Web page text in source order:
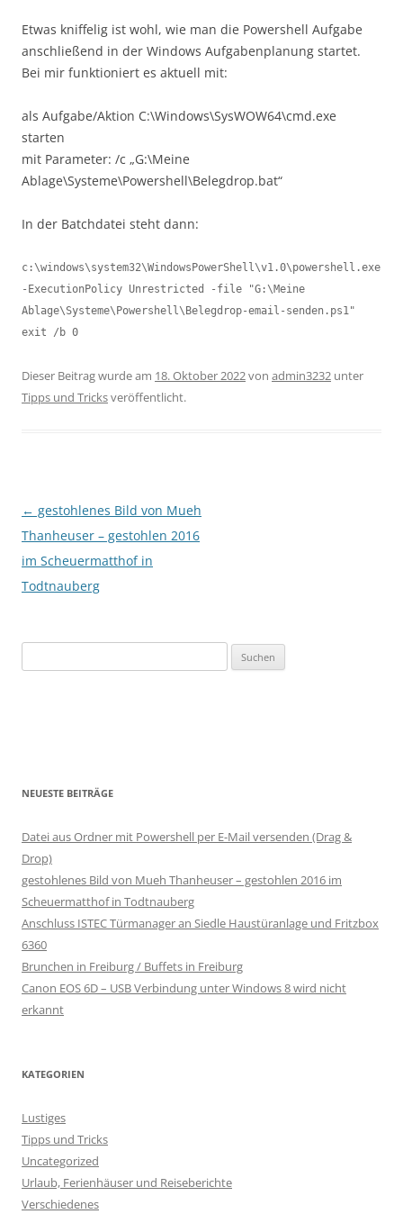
Etwas kniffelig ist wohl, wie man die Powershell Aufgabe
anschließend in der Windows Aufgabenplanung startet.
Bei mir funktioniert es aktuell mit:
als Aufgabe/Aktion C:\Windows\SysWOW64\cmd.exe
starten
mit Parameter: /c „G:\Meine
Ablage\Systeme\Powershell\Belegdrop.bat“
In der Batchdatei steht dann:
c:\windows\system32\WindowsPowerShell\v1.0\powershell.exe
-ExecutionPolicy Unrestricted -file "G:\Meine
Ablage\Systeme\Powershell\Belegdrop-email-senden.ps1"
exit /b 0
Dieser Beitrag wurde am 18. Oktober 2022von admin3232 unter
Tipps und Tricksveröffentlicht.
Beitragsnavigation
← gestohlenes Bild von Mueh
Thanheuser – gestohlen 2016
im Scheuermatthof in
Todtnauberg
nach:
NEUESTE BEITRÄGE
Datei aus Ordner mit Powershell per E-Mail versenden (Drag &
Drop)
gestohlenes Bild von Mueh Thanheuser – gestohlen 2016 im
Scheuermatthof in Todtnauberg
Anschluss ISTEC Türmanager an Siedle Haustüranlage und Fritzbox
6360
Brunchen in Freiburg / Buffets in Freiburg
Canon EOS 6D – USB Verbindung unter Windows 8 wird nicht
erkannt
KATEGORIEN
Lustiges
Tipps und Tricks
Uncategorized
Urlaub, Ferienhäuser und Reiseberichte
Verschiedenes